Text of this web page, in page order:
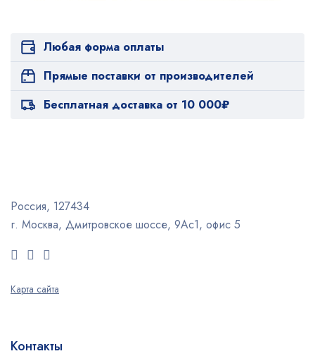
Любая форма оплаты
Прямые поставки от производителей
Бесплатная доставка от 10 000₽
Россия, 127434
г. Москва, Дмитровское шоссе, 9Ас1, офис 5
Карта сайта
Контакты